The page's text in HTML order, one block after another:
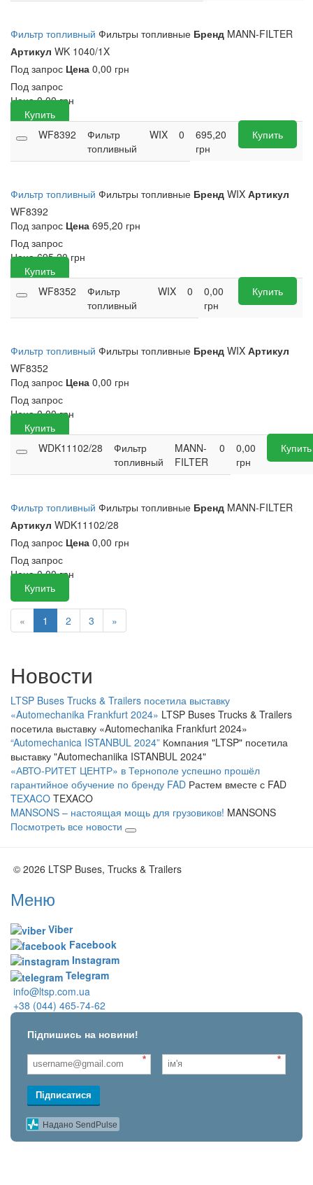
Фильтр топливный Фильтры топливные Бренд MANN-FILTER
Артикул WK 1040/1X
Под запрос Цена 0,00 грн
Под запрос
Цена 0,00грн
Купить
WF8392
Фильтр
топливный
WIX 0
695,20
грн
Купить
Фильтр топливный Фильтры топливные Бренд WIX Артикул
WF8392
Под запрос Цена 695,20 грн
Под запрос
Цена 695,20грн
Купить
WF8352
Фильтр
топливный
WIX 0
0,00
грн
Купить
Фильтр топливный Фильтры топливные Бренд WIX Артикул
WF8352
Под запрос Цена 0,00 грн
Под запрос
Цена 0,00грн
Купить
WDK11102/28
Фильтр
топливный
MANN-
FILTER
0
0,00
грн
Купить
Фильтр топливный Фильтры топливные Бренд MANN-FILTER
Артикул WDK11102/28
Под запрос Цена 0,00 грн
Под запрос
Цена 0,00грн
Купить
« 1 2 3 »
Новости
LTSP Buses Trucks & Trailers посетила выставку
«Automechanika Frankfurt 2024» LTSP Buses Trucks & Trailers
посетила выставку «Automechanika Frankfurt 2024»
“Automechanica ISTANBUL 2024” Компания "LTSP" посетила
выставку "Automechaniika ISTANBUL 2024"
«АВТО-РИТЕТ ЦЕНТР» в Тернополе успешно прошёл
гарантийное обучение по бренду FAD Растем вместе с FAD
TEXACO TEXACO
MANSONS – настоящая мощь для грузовиков! MANSONS
Посмотреть все новости
© 2026 LTSP Buses, Trucks & Trailers
Меню
Viber
Facebook
Instagram
Telegram
info@ltsp.com.ua
+38 (044) 465-74-62
Підпишись на новини!
* *
Підписатися
Надано SendPulse